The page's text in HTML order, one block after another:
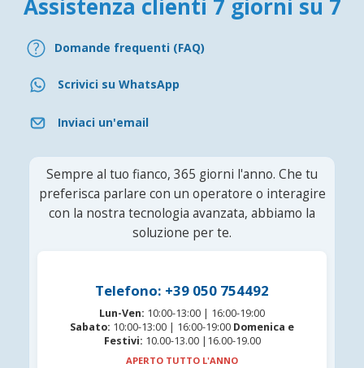
Assistenza clienti 7 giorni su 7
Domande frequenti (FAQ)
Scrivici su WhatsApp
Inviaci un'email
Sempre al tuo fianco, 365 giorni l'anno. Che tu
preferisca parlare con un operatore o interagire
con la nostra tecnologia avanzata, abbiamo la
soluzione per te.
Telefono: +39 050 754492
Lun-Ven: 10:00-13:00 | 16:00-19:00
Sabato: 10:00-13:00 | 16:00-19:00 Domenica e
Festivi: 10.00-13.00 |16.00-19.00
APERTO TUTTO L'ANNO